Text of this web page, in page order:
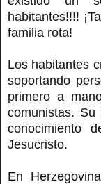
habitantes!!!!
familia rota!
Los habitantes
soportando
primero a
comunistas.
conocimiento
Jesucristo.
En